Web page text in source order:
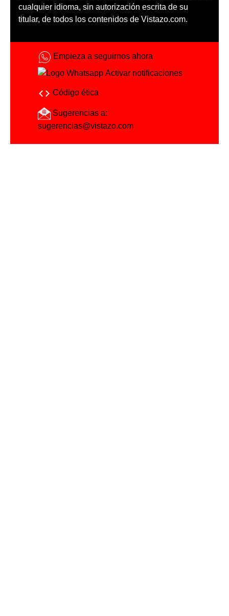
cualquier idioma, sin autorización escrita de su
titular, de todos los contenidos de Vistazo.com.
Empieza a seguirnos ahora
Activar notificaciones
Código ética
Sugerencias a:
sugerencias@vistazo.com